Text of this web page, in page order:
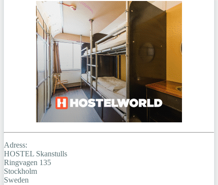
Adress:
HOSTEL Skanstulls
Ringvagen 135
Stockholm
Sweden